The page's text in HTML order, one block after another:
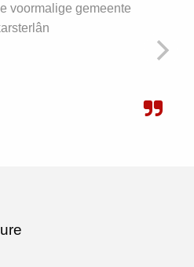
voormalige gemeente